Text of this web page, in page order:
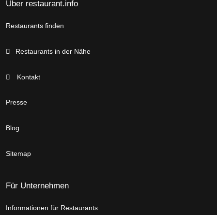
Über restaurant.info
Restaurants finden
Restaurants in der Nähe
Kontakt
Presse
Blog
Sitemap
Für Unternehmen
Informationen für Restaurants